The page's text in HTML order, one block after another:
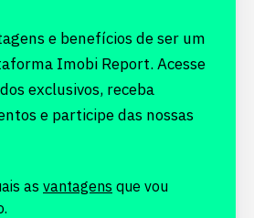
e benefícios de ser um
Imobi Report. Acesse
exclusivos, receba
e participe das nossas
as vantagens que vou